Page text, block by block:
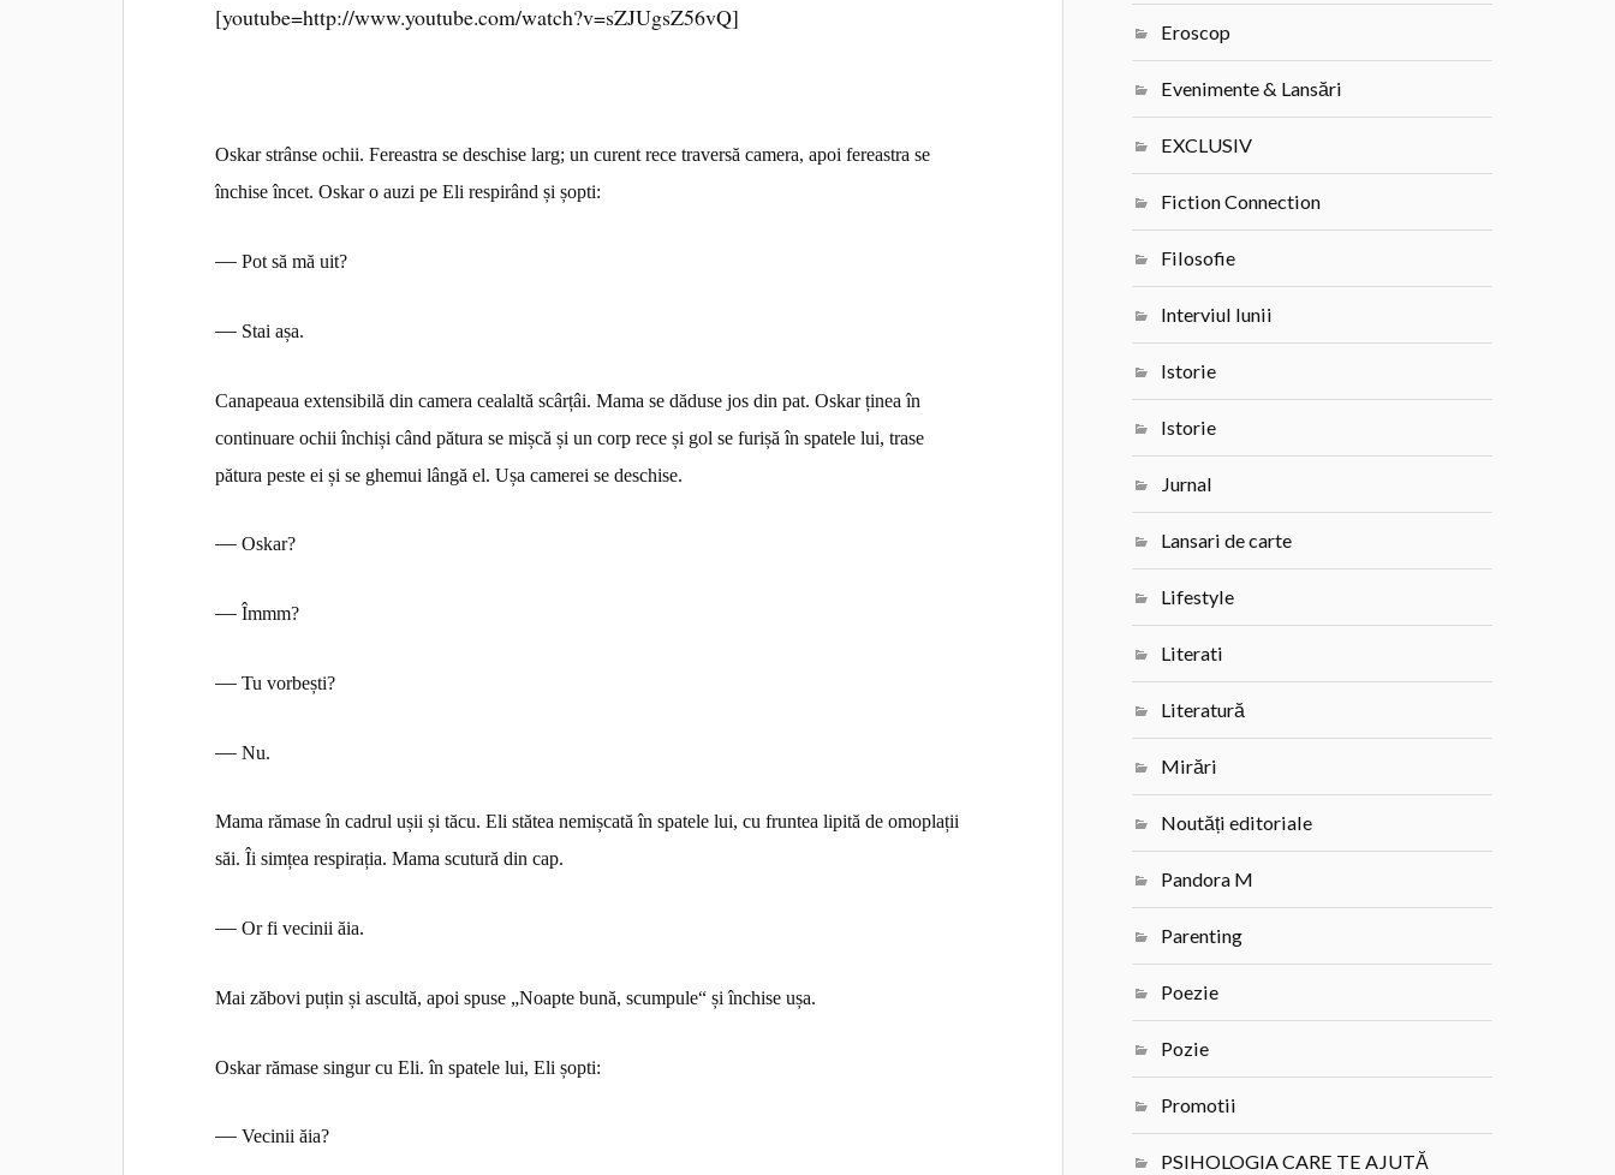
[youtube=http://www.youtube.com/watch?v=sZJUgsZ56vQ]
Oskar strânse ochii. Fereastra se deschise larg; un curent rece traversă camera, apoi fereastra se
închise încet. Oskar o auzi pe Eli respirând și șopti:
—Pot să mă uit?
— Stai așa.
Canapeaua extensibilă din camera cealaltă scârțâi. Mama se dăduse jos din pat. Oskar ținea în
continuare ochii închiși când pătura se mișcă și un corp rece și gol se furișă în spatele lui, trase
pătura peste ei și se ghemui lângă el. Ușa camerei se deschise.
—Oskar?
—Îmmm?
—Tu vorbești?
—Nu.
Mama rămase în cadrul ușii și tăcu. Eli stătea nemișcată în spatele lui, cu fruntea lipită de omoplații
săi. Îi simțea respirația. Mama scutură din cap.
—Or fi vecinii ăia.
Mai zăbovi puțin și ascultă, apoi spuse „Noapte bună, scumpule“ și închise ușa.
Oskar rămase singur cu Eli. în spatele lui, Eli șopti:
—Vecinii ăia?
Eroscop
Evenimente & Lansări
EXCLUSIV
Fiction Connection
Filosofie
Interviul lunii
Istorie
Istorie
Jurnal
Lansari de carte
Lifestyle
Literati
Literatură
Mirări
Noutăți editoriale
Pandora M
Parenting
Poezie
Pozie
Promotii
PSIHOLOGIA CARE TE AJUTĂ